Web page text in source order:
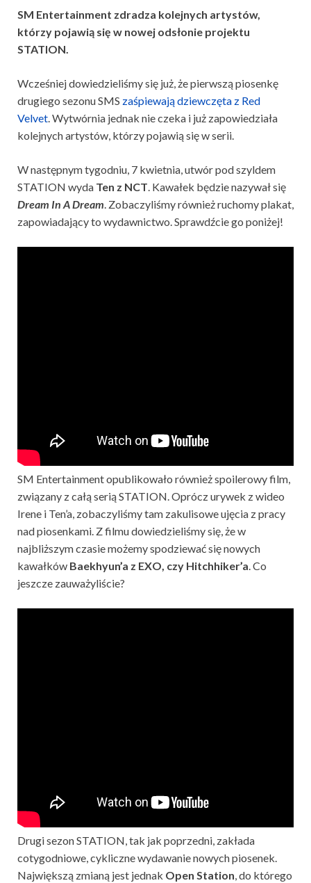
SM Entertainment zdradza kolejnych artystów,
którzy pojawią się w nowej odsłonie projektu
STATION.
Wcześniej dowiedzieliśmy się już, że pierwszą piosenkę
drugiego sezonu SMS zaśpiewają dziewczęta z Red
Velvet. Wytwórnia jednak nie czeka i już zapowiedziała
kolejnych artystów, którzy pojawią się w serii.
W następnym tygodniu, 7 kwietnia, utwór pod szyldem
STATION wyda Ten z NCT. Kawałek będzie nazywał się
Dream In A Dream. Zobaczyliśmy również ruchomy plakat,
zapowiadający to wydawnictwo. Sprawdźcie go poniżej!
SM Entertainment opublikowało również spoilerowy film,
związany z całą serią STATION. Oprócz urywek z wideo
Irene i Ten’a, zobaczyliśmy tam zakulisowe ujęcia z pracy
nad piosenkami. Z filmu dowiedzieliśmy się, że w
najbliższym czasie możemy spodziewać się nowych
kawałków Baekhyun’a z EXO, czy Hitchhiker’a. Co
jeszcze zauważyliście?
Drugi sezon STATION, tak jak poprzedni, zakłada
cotygodniowe, cykliczne wydawanie nowych piosenek.
Największą zmianą jest jednak Open Station, do którego